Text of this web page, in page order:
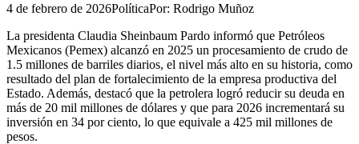
4 de febrero de 2026PolíticaPor: Rodrigo Muñoz
La presidenta Claudia Sheinbaum Pardo informó que Petróleos
Mexicanos (Pemex) alcanzó en 2025 un procesamiento de crudo de
1.5 millones de barriles diarios, el nivel más alto en su historia, como
resultado del plan de fortalecimiento de la empresa productiva del
Estado. Además, destacó que la petrolera logró reducir su deuda en
más de 20 mil millones de dólares y que para 2026 incrementará su
inversión en 34 por ciento, lo que equivale a 425 mil millones de
pesos.